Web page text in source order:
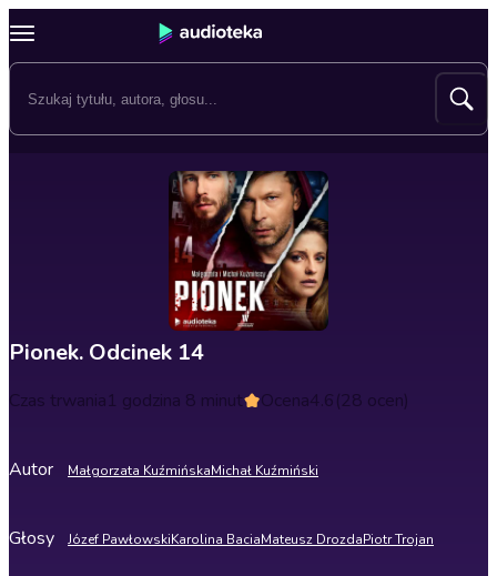
Pionek. Odcinek 14
Czas trwania1 godzina 8 minut Ocena4.6(28 ocen)
Autor Małgorzata KuźmińskaMichał Kuźmiński
Głosy Józef PawłowskiKarolina BaciaMateusz DrozdaPiotr Trojan